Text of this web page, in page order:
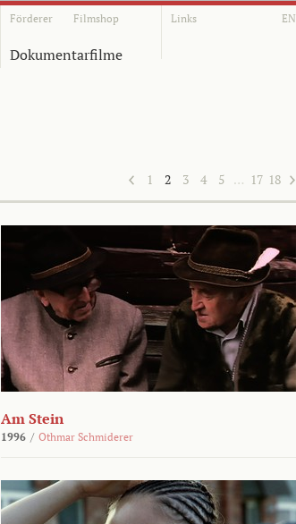
Förderer Filmshop Links EN
Dokumentarfilme
1 2 3 4 5 … 17 18
Am Stein
1996 / Othmar Schmiderer